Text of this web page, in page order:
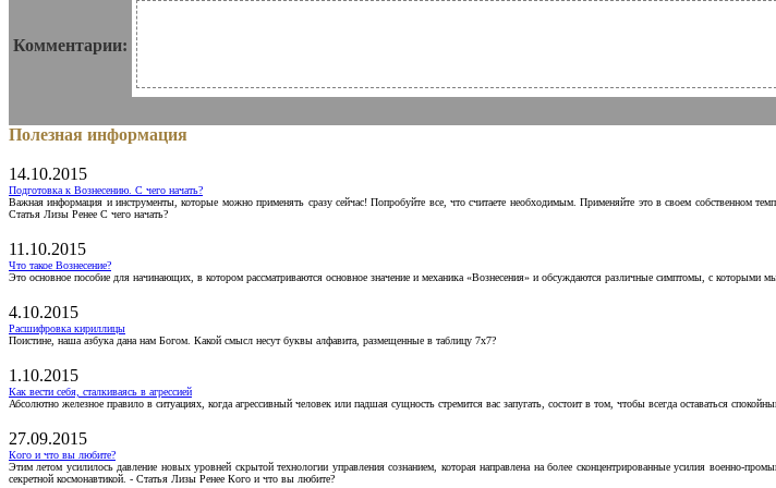
Комментарии:
Полезная информация
14.10.2015
Подготовка к Вознесению. С чего начать?
Важная информация и инструменты, которые можно применять сразу сейчас! Попробуйте все, что считаете необходимым. Применяйте это в своем собственном
Статья Лизы Ренее С чего начать?
11.10.2015
Что такое Вознесение?
Это основное пособие для начинающих, в котором рассматриваются основное значение и механика «Вознесения» и обсуждаются различные симптомы, с которыми
4.10.2015
Расшифровка кириллицы
Поистине, наша азбука дана нам Богом. Какой смысл несут буквы алфавита, размещенные в таблицу 7х7?
1.10.2015
Как вести себя, сталкиваясь в агрессией
Абсолютно железное правило в ситуациях, когда агрессивный человек или падшая сущность стремится вас запугать, состоит в том, чтобы всегда оставаться
27.09.2015
Кого и что вы любите?
Этим летом усилилось давление новых уровней скрытой технологии управления сознанием, которая направлена на более сконцентрированные усилия военно-
секретной космонавтикой. - Статья Лизы Ренее Кого и что вы любите?